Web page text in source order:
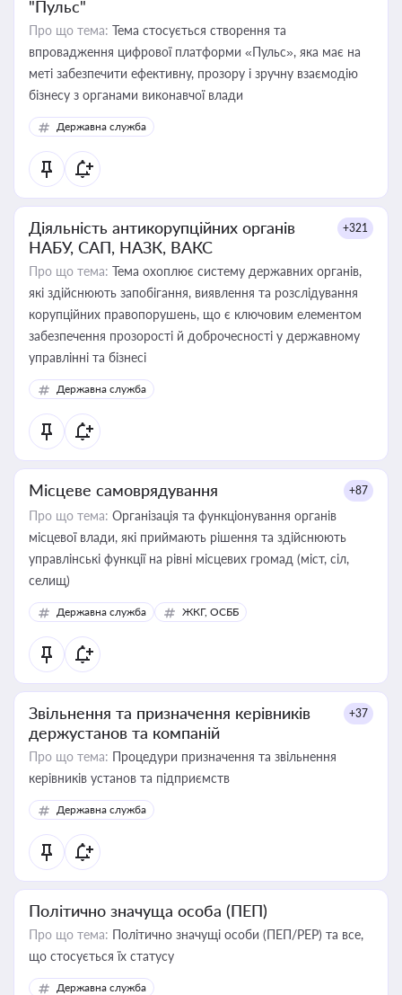
"Пульс"
Про що тема: Тема стосується створення та
впровадження цифрової платформи «Пульс», яка має на
меті забезпечити ефективну, прозору і зручну взаємодію
бізнесу з органами виконавчої влади
Державна служба
Діяльність антикорупційних органів
НАБУ, САП, НАЗК, ВАКС
+321
Про що тема: Тема охоплює систему державних органів,
які здійснюють запобігання, виявлення та розслідування
корупційних правопорушень, що є ключовим елементом
забезпечення прозорості й доброчесності у державному
управлінні та бізнесі
Державна служба
Місцеве самоврядування +87
Про що тема: Організація та функціонування органів
місцевої влади, які приймають рішення та здійснюють
управлінські функції на рівні місцевих громад (міст, сіл,
селищ)
Державна служба ЖКГ, ОСББ
Звільнення та призначення керівників
держустанов та компаній
+37
Про що тема: Процедури призначення та звільнення
керівників установ та підприємств
Державна служба
Політично значуща особа (ПЕП)
Про що тема: Політично значущі особи (ПЕП/PEP) та все,
що стосується їх статусу
Державна служба